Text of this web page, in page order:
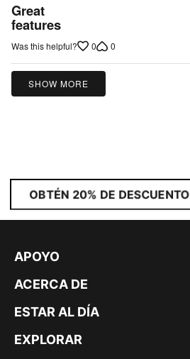
5
out
Great
features
Was this helpful? 0 0
SHOW MORE
OBTÉN 20% DE DESCUENTO
APOYO
ACERCA DE
ESTAR AL DÍA
EXPLORAR